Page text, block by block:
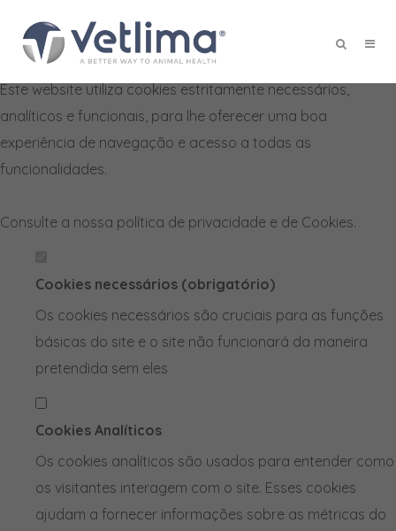
Defina as suas preferências de
cookies para este website.
Este website utiliza cookies estritamente necessários,
analíticos e funcionais, para lhe oferecer uma boa
experiência de navegação e acesso a todas as
funcionalidades.
Consulte a nossa política de privacidade e de Cookies.
Cookies necessários (obrigatório)
Os cookies necessários são cruciais para as funções
básicas do site e o site não funcionará da maneira
pretendida sem eles
Cookies Analíticos
Os cookies analíticos são usados para entender como
os visitantes interagem com o site. Esses cookies
ajudam a fornecer informações sobre as métricas do